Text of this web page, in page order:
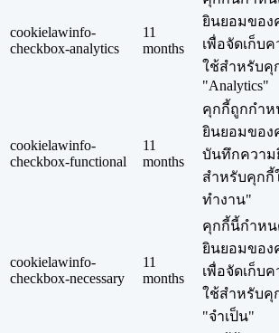
cookielawinfo-
checkbox-analytics
11
months
ยินยอมของ
เพื่อจัดเก็บ
ใช้สำหรับคุ
"Analytics"
cookielawinfo-
checkbox-functional
11
months
คุกกี้ถูกกำห
ยินยอมของ
บันทึกความ
สำหรับคุกกี้
ทำงาน"
cookielawinfo-
checkbox-necessary
11
months
คุกกี้นี้กำห
ยินยอมของ
เพื่อจัดเก็บ
ใช้สำหรับคุ
"จำเป็น"